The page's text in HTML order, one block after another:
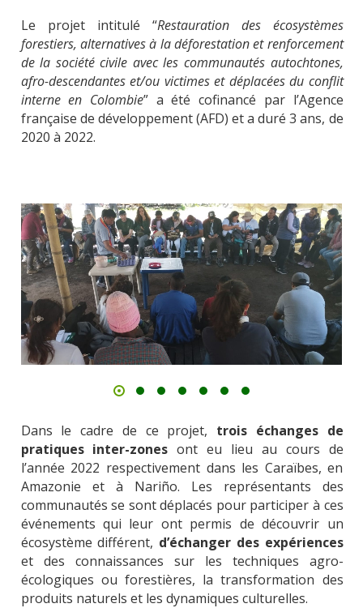
Le projet intitulé “Restauration des écosystèmes
forestiers, alternatives à la déforestation et renforcement
de la société civile avec les communautés autochtones,
afro-descendantes et/ou victimes et déplacées du conflit
interne en Colombie” a été cofinancé par l’Agence
française de développement (AFD) et a duré 3 ans, de
2020 à 2022.
Dans le cadre de ce projet, trois échanges de
pratiques inter-zonesont eu lieu au cours de
l’année 2022 respectivement dans les Caraïbes, en
Amazonie et à Nariño. Les représentants des
communautés se sont déplacés pour participer à ces
événements qui leur ont permis de découvrir un
écosystème différent, d’échanger des expériences
et des connaissances sur les techniques agro-
écologiques ou forestières, la transformation des
produits naturels et les dynamiques culturelles.